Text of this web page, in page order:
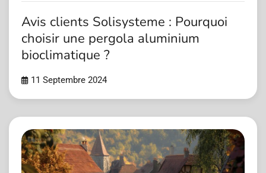
Avis clients Solisysteme : Pourquoi
choisir une pergola aluminium
bioclimatique ?
11 Septembre 2024